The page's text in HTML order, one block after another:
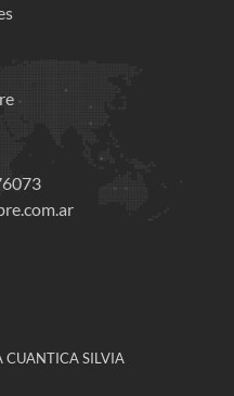
CUANTICA SILVIA